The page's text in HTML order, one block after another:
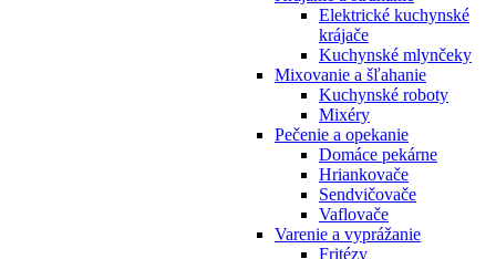
Elektrické kuchynské
krájače
Kuchynské mlynčeky
Mixovanie a šľahanie
Kuchynské roboty
Mixéry
Pečenie a opekanie
Domáce pekárne
Hriankovače
Sendvičovače
Vaflovače
Varenie a vyprážanie
Fritézy